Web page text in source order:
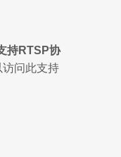
持RTSP协
问此支持